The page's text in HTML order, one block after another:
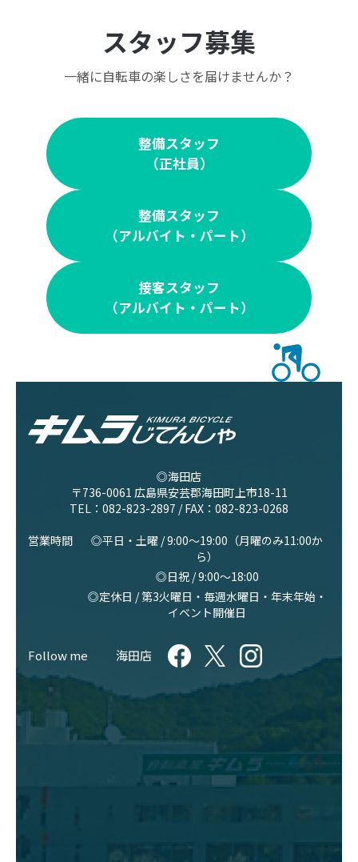
スタッフ募集
一緒に自転車の楽しさを届けませんか？
整備スタッフ
（正社員）
整備スタッフ
（アルバイト・パート）
接客スタッフ
（アルバイト・パート）
◎海田店
〒736-0061 広島県安芸郡海田町上市18-11
TEL： 082-823-2897 / FAX：082-823-0268
営業時間
◎平日・土曜 / 9:00〜19:00（月曜のみ11:00か
ら）
◎日祝 / 9:00〜18:00
◎定休日 / 第3火曜日・毎週水曜日・年末年始・
イベント開催日
Follow me 海田店